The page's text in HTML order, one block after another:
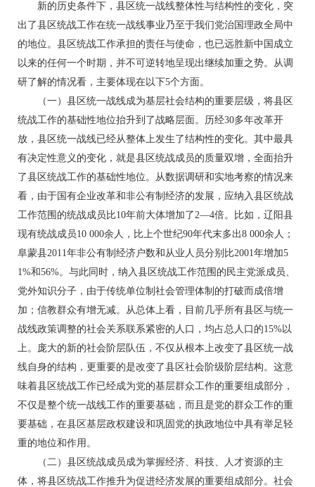
新的历史条件下，县区统一战线整体性与结构性的变化，突
出了县区统战工作在统一战线事业乃至于我们党治国理政全局中
的地位。县区统战工作承担的责任与使命，也已远胜新中国成立
以来的任何一个时期，并不可逆转地呈现出继续加重之势。从调
研了解的情况看，主要体现在以下5个方面。
（一）县区统一战线成为基层社会结构的重要层级，将县区
统战工作的基础性地位抬升到了战略层面。历经30多年改革开
放，县区统一战线已经从整体上发生了结构性的变化。其中最具
有决定性意义的变化，就是县区统战成员的质量双增，全面抬升
了县区统战工作的基础性地位。从数据调研和实地考察的情况来
看，由于国有企业改革和非公有制经济的发展，应纳入县区统战
工作范围的统战成员比10年前大体增加了2—4倍。比如，辽阳县
现有统战成员10 000余人，比上个世纪90年代末多出8 000余人；
阜蒙县2011年非公有制经济户数和从业人员分别比2001年增加5
1%和56%。与此同时，纳入县区统战工作范围的民主党派成员、
党外知识分子，由于传统单位制社会管理体制的打破而成倍增
加；信教群众有增无减。从总体上看，目前几乎所有县区与统一
战线政策调整的社会关系联系紧密的人口，均占总人口的15%以
上。庞大的新的社会阶层队伍，不仅从根本上改变了县区统一战
线自身的结构，更重要的是改变了县区社会阶级阶层结构。这意
味着县区统战工作已经成为党的基层群众工作的重要组成部分，
不仅是整个统一战线工作的重要基础，而且是党的群众工作的重
要基础，在县区基层政权建设和巩固党的执政地位中具有举足轻
重的地位和作用。
（二）县区统战成员成为掌握经济、科技、人才资源的主
体，将县区统战工作推升为促进经济发展的重要组成部分。社会